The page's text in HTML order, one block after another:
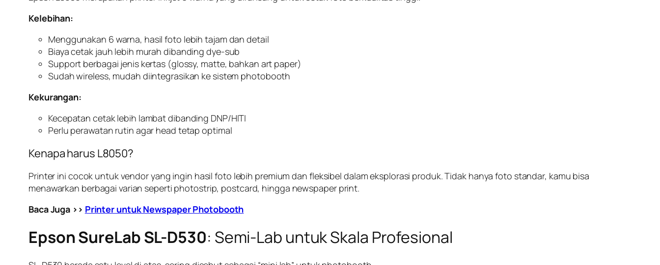
Kelebihan:
Menggunakan 6 warna, hasil foto lebih tajam dan detail
Biaya cetak jauh lebih murah dibanding dye-sub
Support berbagai jenis kertas (glossy, matte, bahkan art paper)
Sudah wireless, mudah diintegrasikan ke sistem photobooth
Kekurangan:
Kecepatan cetak lebih lambat dibanding DNP/HITI
Perlu perawatan rutin agar head tetap optimal
Kenapa harus L8050?
Printer ini cocok untuk vendor yang ingin hasil foto lebih premium dan fleksibel dalam eksplorasi produk. Tidak hanya foto standar, kamu bisa
menawarkan berbagai varian seperti photostrip, postcard, hingga newspaper print.
Baca Juga >> Printer untuk Newspaper Photobooth
Epson SureLab SL-D530: Semi-Lab untuk Skala Profesional